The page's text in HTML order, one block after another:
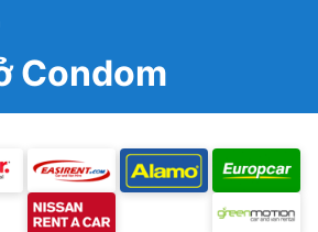
Condom